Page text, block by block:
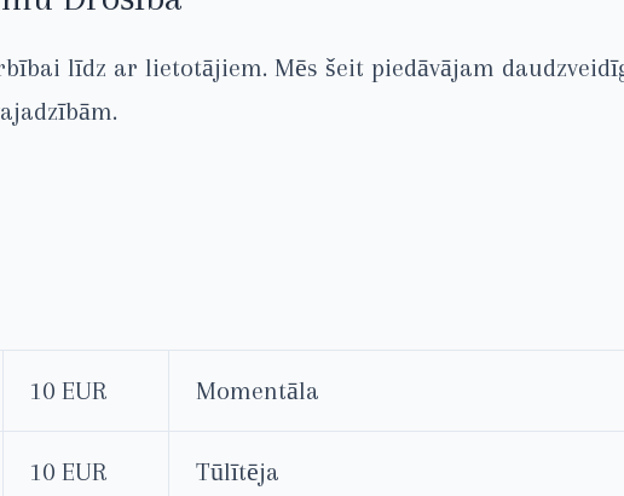
līdz ar lietotājiem. Mēs šeit piedāvājam
10 EUR Momentāla
10 EUR Tūlītēja